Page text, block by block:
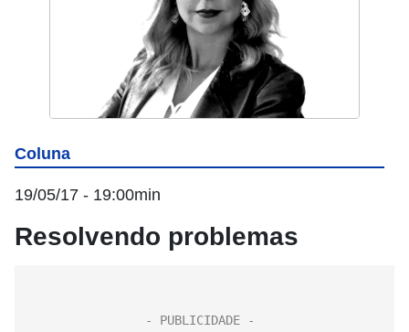
Coluna
19/05/17 - 19:00min
Resolvendo problemas